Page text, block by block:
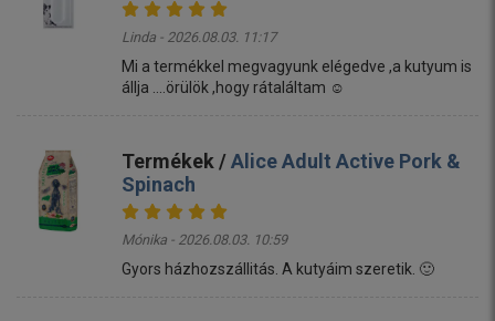
Linda - 2026.08.03. 11:17
Mi a termékkel megvagyunk elégedve ,a kutyum is
állja ....örülök ,hogy rátaláltam ☺️
Termékek /Alice Adult Active Pork &
Spinach
Mónika - 2026.08.03. 10:59
Gyors házhozszállitás. A kutyáim szeretik. 🙂